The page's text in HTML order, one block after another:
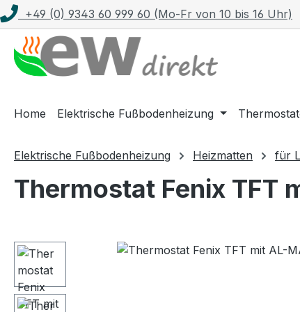
Hauptinhalt springen
Zur Suche springen
Zur Hauptnavigation springen
+49 (0) 9343 60 999 60 (Mo-Fr von 10 bis 16 Uhr)
Home Elektrische Fußbodenheizung
Elektrische Fußbodenheizung Heizmatten für
Thermostat Fenix TFT
Bildergalerie überspringen